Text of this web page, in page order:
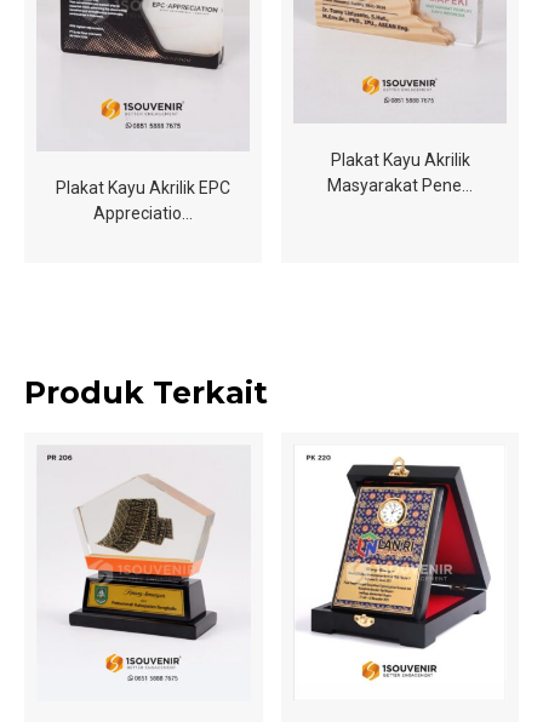
Plakat Kayu Akrilik EPC
Appreciatio…
Plakat Kayu Akrilik
Masyarakat Pene…
Produk Terkait